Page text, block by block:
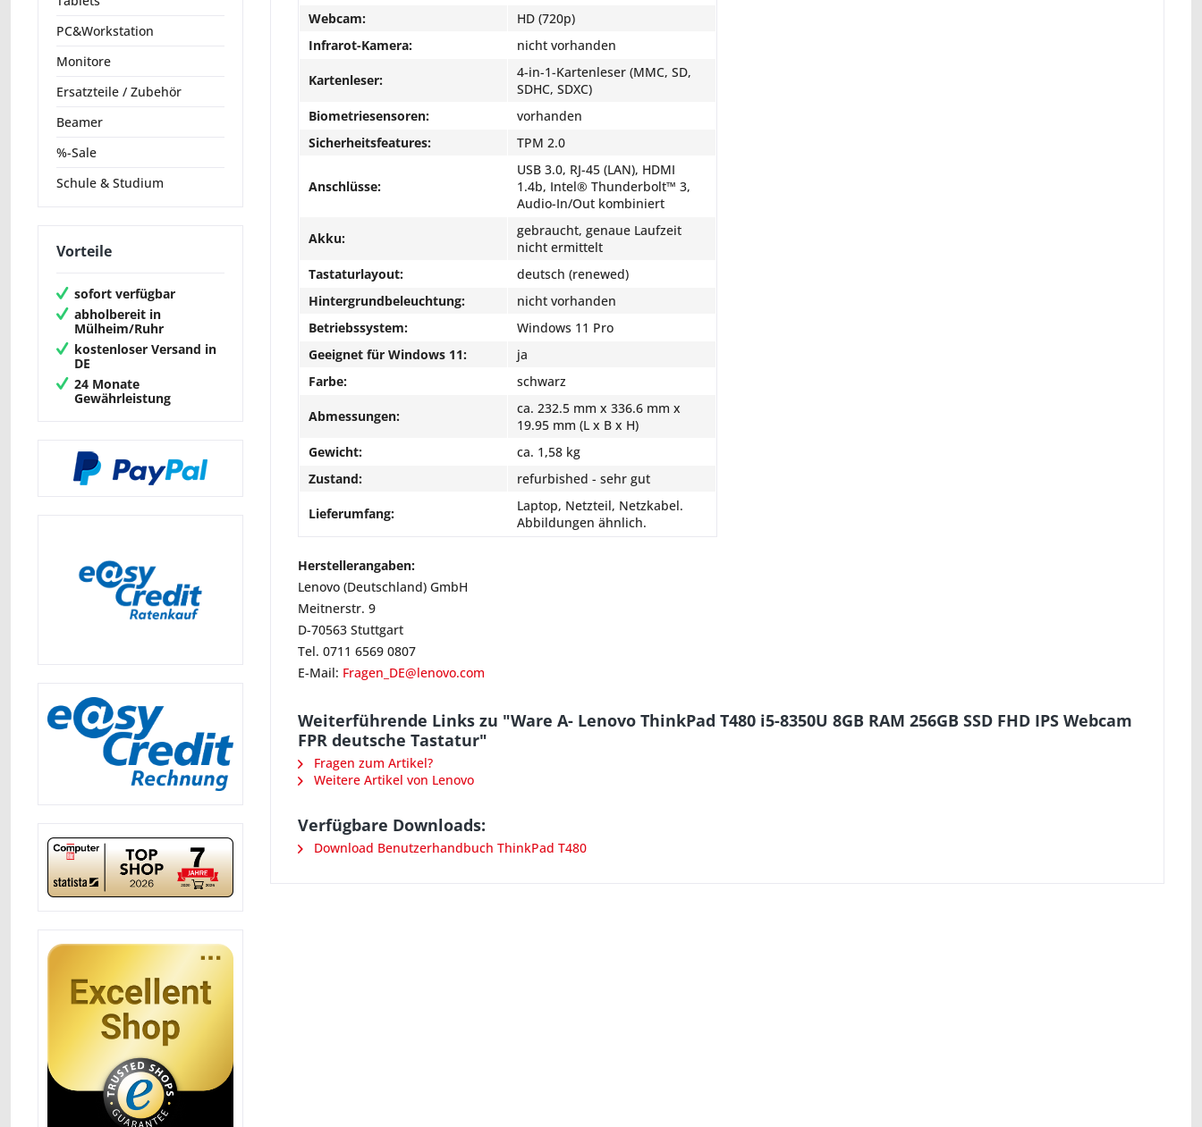
PC&Workstation
Monitore
Ersatzteile / Zubehör
Beamer
%-Sale
Schule & Studium
Vorteile
sofort verfügbar
abholbereit in
Mülheim/Ruhr
kostenloser Versand in
DE
24 Monate
Gewährleistung
Webcam:
HD (720p)
Infrarot-Kamera:
nicht vorhanden
Kartenleser:
4-in-1-Kartenleser (MMC, SD,
SDHC, SDXC)
Biometriesensoren:
vorhanden
Sicherheitsfeatures:
TPM 2.0
Anschlüsse:
USB 3.0, RJ-45 (LAN), HDMI
1.4b, Intel® Thunderbolt™ 3,
Audio-In/Out kombiniert
Akku:
gebraucht, genaue Laufzeit
nicht ermittelt
Tastaturlayout:
deutsch (renewed)
Hintergrundbeleuchtung:
nicht vorhanden
Betriebssystem:
Windows 11 Pro
Geeignet für Windows 11:
ja
Farbe:
schwarz
Abmessungen:
ca. 232.5 mm x 336.6 mm x
19.95 mm (L x B x H)
Gewicht:
ca. 1,58 kg
Zustand:
refurbished - sehr gut
Lieferumfang:
Laptop, Netzteil, Netzkabel.
Abbildungen ähnlich.
Herstellerangaben:
Lenovo (Deutschland) GmbH
Meitnerstr. 9
D-70563 Stuttgart
Tel. 0711 6569 0807
E-Mail: Fragen_DE@lenovo.com
Weiterführende Links zu "Ware A- Lenovo ThinkPad T480 i5-8350U 8GB RAM 256GB SSD FHD IPS Webcam
FPR deutsche Tastatur"
Fragen zum Artikel?
Weitere Artikel von Lenovo
Verfügbare Downloads:
Download Benutzerhandbuch ThinkPad T480